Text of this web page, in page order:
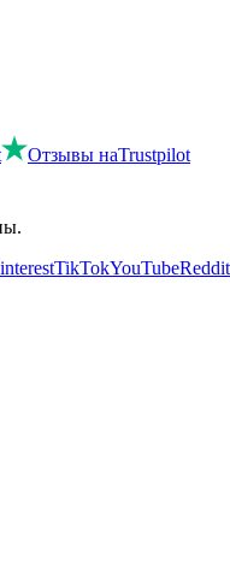
Отзывы наTrustpilot
TikTokYouTubeReddit